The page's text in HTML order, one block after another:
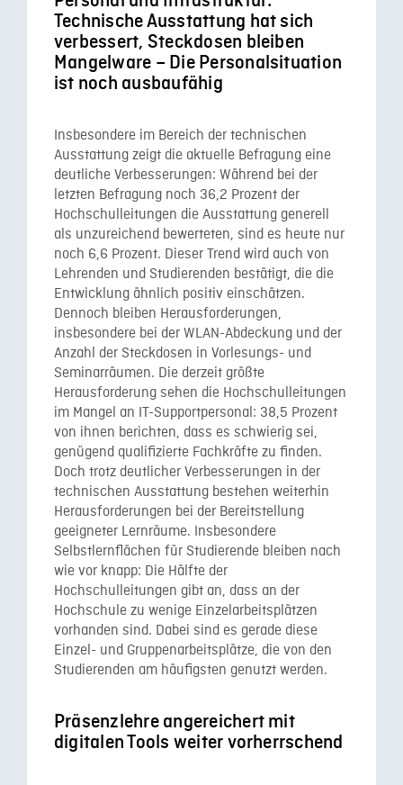
Technische Ausstattung hat sich
verbessert, Steckdosen bleiben
Mangelware – Die Personalsituation
ist noch ausbaufähig
Insbesondere im Bereich der technischen
Ausstattung zeigt die aktuelle Befragung eine
deutliche Verbesserungen: Während bei der
letzten Befragung noch 36,2 Prozent der
Hochschulleitungen die Ausstattung generell
als unzureichend bewerteten, sind es heute nur
noch 6,6 Prozent. Dieser Trend wird auch von
Lehrenden und Studierenden bestätigt, die die
Entwicklung ähnlich positiv einschätzen.
Dennoch bleiben Herausforderungen,
insbesondere bei der WLAN-Abdeckung und der
Anzahl der Steckdosen in Vorlesungs- und
Seminarräumen. Die derzeit größte
Herausforderung sehen die Hochschulleitungen
im Mangel an IT-Supportpersonal: 38,5 Prozent
von ihnen berichten, dass es schwierig sei,
genügend qualifizierte Fachkräfte zu finden.
Doch trotz deutlicher Verbesserungen in der
technischen Ausstattung bestehen weiterhin
Herausforderungen bei der Bereitstellung
geeigneter Lernräume. Insbesondere
Selbstlernflächen für Studierende bleiben nach
wie vor knapp: Die Hälfte der
Hochschulleitungen gibt an, dass an der
Hochschule zu wenige Einzelarbeitsplätzen
vorhanden sind. Dabei sind es gerade diese
Einzel- und Gruppenarbeitsplätze, die von den
Studierenden am häufigsten genutzt werden.
Präsenzlehre angereichert mit
digitalen Tools weiter vorherrschend